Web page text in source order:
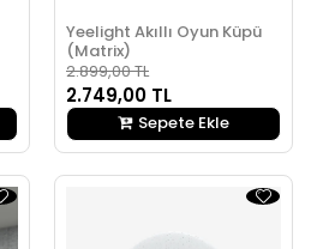
Yeelight Akıllı Oyun Küpü
(Matrix)
2.899,00 TL
2.749,00 TL
Sepete Ekle